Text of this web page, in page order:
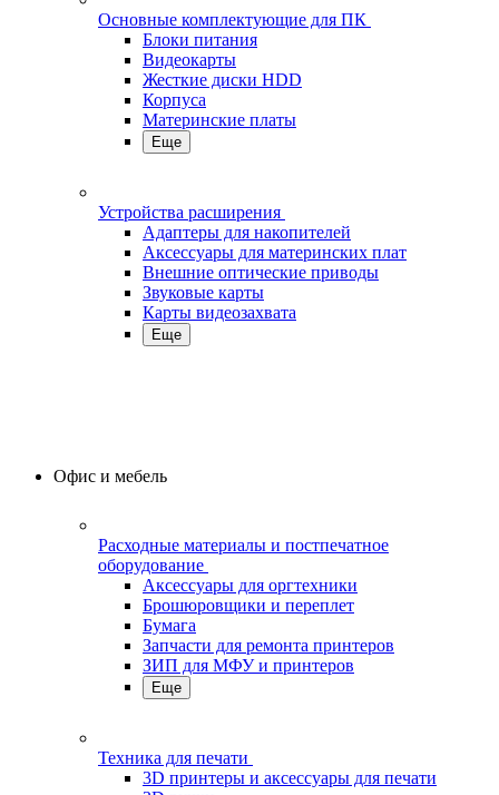
Основные комплектующие для ПК
Блоки питания
Видеокарты
Жесткие диски HDD
Корпуса
Материнские платы
Еще
Устройства расширения
Адаптеры для накопителей
Аксессуары для материнских плат
Внешние оптические приводы
Звуковые карты
Карты видеозахвата
Еще
Офис и мебель
Расходные материалы и постпечатное
оборудование
Аксессуары для оргтехники
Брошюровщики и переплет
Бумага
Запчасти для ремонта принтеров
ЗИП для МФУ и принтеров
Еще
Техника для печати
3D принтеры и аксессуары для печати